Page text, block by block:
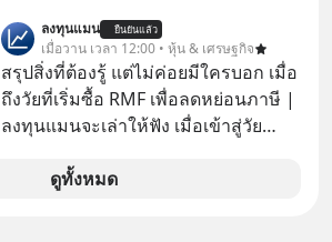
ในมือมิจฉาชีพ และถูกขายในตลาดมืด
ด้วยราคา 350 บาท รัฐบาลทำยังไงต่อ?
ลงทุนแมน ยืนยันแล้ว
เมื่อวาน เวลา 12:00 • หุ้น & เศรษฐกิจ
สรุปสิ่งที่ต้องรู้ แต่ไม่ค่อยมีใครบอก เมื่อ
ถึงวัยที่เริ่มซื้อ RMF เพื่อลดหย่อนภาษี |
ลงทุนแมนจะเล่าให้ฟัง เมื่อเข้าสู่วัย
ดูทั้งหมด